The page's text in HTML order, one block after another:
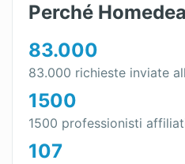
Perché
83.000
83.000 richieste inviate
1500
1500 professionisti
107